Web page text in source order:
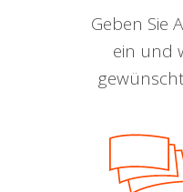
Geben Sie
ein und